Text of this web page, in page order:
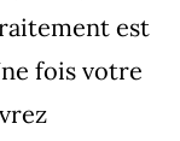
est
fois votre